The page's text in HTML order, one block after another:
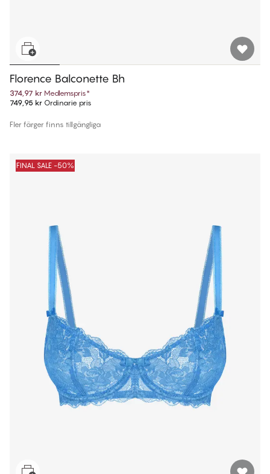
Florence Balconette Bh
374,97 kr Medlemspris*
749,95 kr Ordinarie pris
Fler färger finns tillgängliga
FINAL SALE -50%